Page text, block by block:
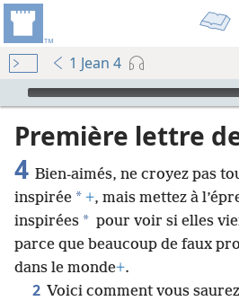
1 Jean 4
Audio Player
Première lettre
4 Bien-aimés, ne croyez pas
inspirée * +, mais mettez à
inspirées * pour voir si elles
parce que beaucoup de faux
dans le monde+.
2 Voici comment vous